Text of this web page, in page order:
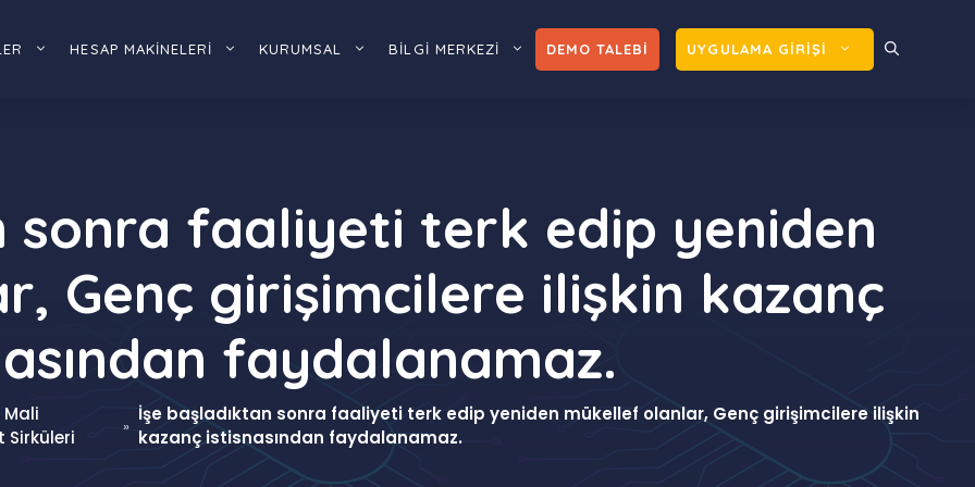
HESAP MAKİNELERİ KURUMSAL BİLGİ MERKEZİ DEMO TALEBİ UYGULAMA GİRİŞİ
sonra faaliyeti terk edip yeniden
Genç girişimcilere ilişkin kazanç
faydalanamaz.
Mali
Sirküleri
»
İşe başladıktan sonra faaliyeti terk edip yeniden mükellef olanlar, Genç girişimcilere ilişkin
kazanç istisnasından faydalanamaz.